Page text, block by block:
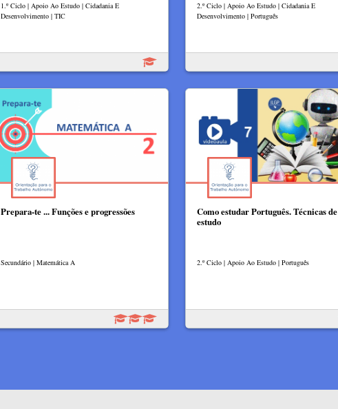
1.º Ciclo | Apoio Ao Estudo | Cidadania E
Desenvolvimento | TIC
2.º Ciclo | Apoio Ao Estudo | Cidadania E
Desenvolvimento | Português
Prepara-te ... Funções e progressões
Secundário | Matemática A
Como estudar Português. Técnicas de
estudo
2.º Ciclo | Apoio Ao Estudo | Português